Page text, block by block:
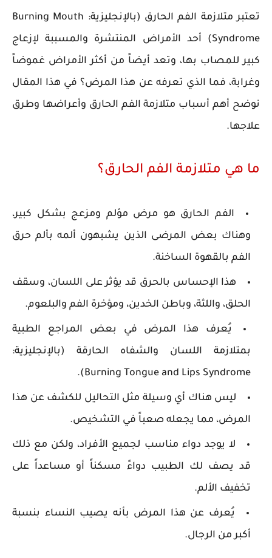
تعتبر متلازمة الفم الحارق (بالإنجليزية: Burning Mouth
Syndrome) أحد الأمراض المنتشرة والمسببة لإزعاج
كبير للمصاب بها، وتعد أيضاً من أكثر الأمراض غموضاً
وغرابة، فما الذي تعرفه عن هذا المرض؟ في هذا المقال
نوضح أهم أسباب متلازمة الفم الحارق وأعراضها وطرق
علاجها.
ما هي متلازمة الفم الحارق؟
الفم الحارق هو مرض مؤلم ومزعج بشكل كبير،
وهناك بعض المرضى الذين يشبهون ألمه بألم حرق
الفم بالقهوة الساخنة.
هذا الإحساس بالحرق قد يؤثر على اللسان، وسقف
الحلق، واللثة، وباطن الخدين، ومؤخرة الفم والبلعوم.
يُعرف هذا المرض في بعض المراجع الطبية
بمتلازمة اللسان والشفاه الحارقة (بالإنجليزية:
Burning Tongue and Lips Syndrome).
ليس هناك أي وسيلة مثل التحاليل للكشف عن هذا
المرض، مما يجعله صعباً في التشخيص.
لا يوجد دواء مناسب لجميع الأفراد، ولكن مع ذلك
قد يصف لك الطبيب دواءً مسكناً أو مساعداً على
تخفيف الألم.
يُعرف عن هذا المرض بأنه يصيب النساء بنسبة
أكبر من الرجال.